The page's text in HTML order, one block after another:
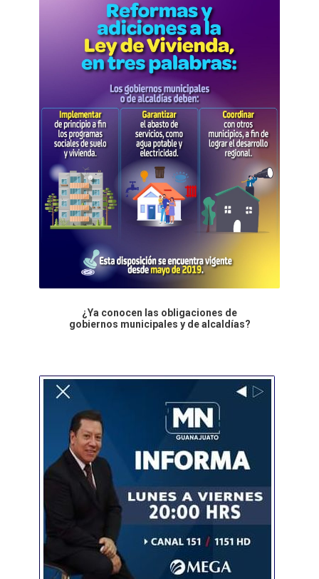
¿Ya conocen las obligaciones de
gobiernos municipales y de alcaldías?